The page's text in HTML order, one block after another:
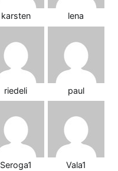
karsten lena
riedeli paul
Seroga1 Vala1